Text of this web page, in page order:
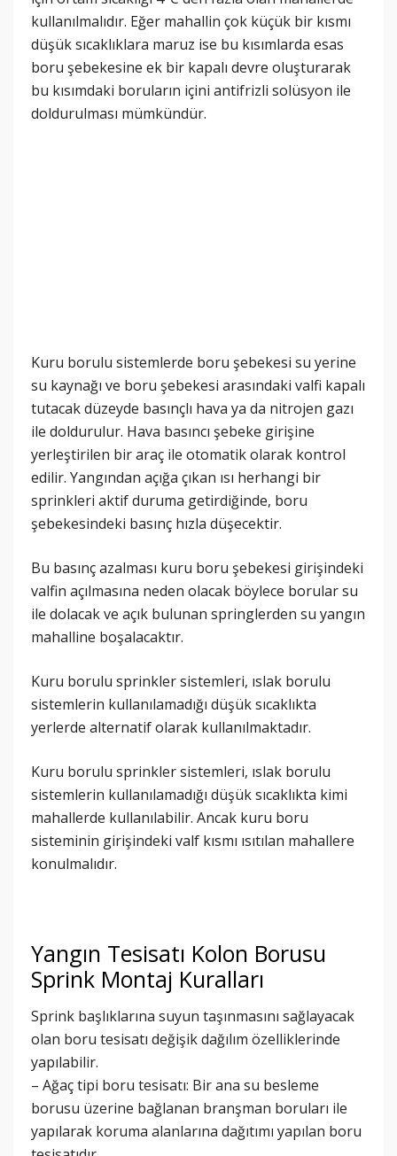
kullanılmalıdır. Eğer mahallin çok küçük bir kısmı
düşük sıcaklıklara maruz ise bu kısımlarda esas
boru şebekesine ek bir kapalı devre oluşturarak
bu kısımdaki boruların içini antifrizli solüsyon ile
doldurulması mümkündür.
Kuru borulu sistemlerde boru şebekesi su yerine
su kaynağı ve boru şebekesi arasındaki valfi kapalı
tutacak düzeyde basınçlı hava ya da nitrojen gazı
ile doldurulur. Hava basıncı şebeke girişine
yerleştirilen bir araç ile otomatik olarak kontrol
edilir. Yangından açığa çıkan ısı herhangi bir
sprinkleri aktif duruma getirdiğinde, boru
şebekesindeki basınç hızla düşecektir.
Bu basınç azalması kuru boru şebekesi girişindeki
valfin açılmasına neden olacak böylece borular su
ile dolacak ve açık bulunan springlerden su yangın
mahalline boşalacaktır.
Kuru borulu sprinkler sistemleri, ıslak borulu
sistemlerin kullanılamadığı düşük sıcaklıkta
yerlerde alternatif olarak kullanılmaktadır.
Kuru borulu sprinkler sistemleri, ıslak borulu
sistemlerin kullanılamadığı düşük sıcaklıkta kimi
mahallerde kullanılabilir. Ancak kuru boru
sisteminin girişindeki valf kısmı ısıtılan mahallere
konulmalıdır.
Yangın Tesisatı Kolon Borusu
Sprink Montaj Kuralları
Sprink başlıklarına suyun taşınmasını sağlayacak
olan boru tesisatı değişik dağılım özelliklerinde
yapılabilir.
– Ağaç tipi boru tesisatı: Bir ana su besleme
borusu üzerine bağlanan branşman boruları ile
yapılarak koruma alanlarına dağıtımı yapılan boru